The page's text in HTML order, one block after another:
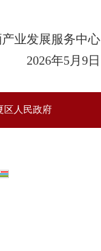
业发展服务中心
2026年5月9日
区人民政府